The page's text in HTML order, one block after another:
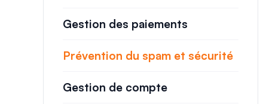
Gestion des paiements
Prévention du spam et sécurité
Gestion de compte